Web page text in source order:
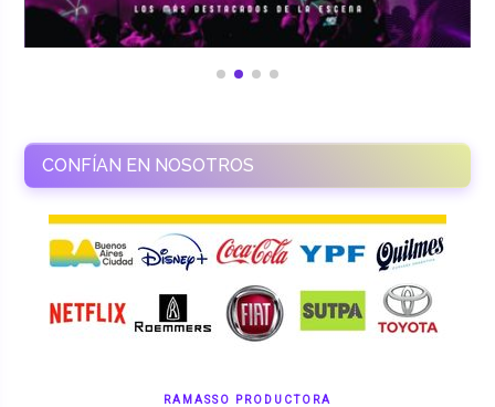
CONFÍAN EN NOSOTROS
RAMASSO PRODUCTORA